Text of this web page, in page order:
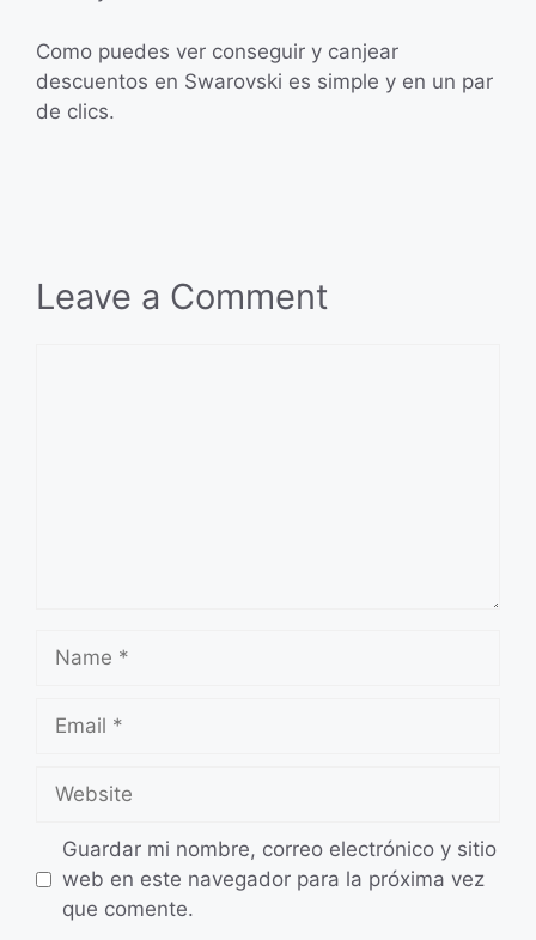
Como puedes ver conseguir y canjear
descuentos en Swarovski es simple y en un par
de clics.
Leave a Comment
Name
Email
Website
Guardar mi nombre, correo electrónico y sitio
web en este navegador para la próxima vez
que comente.